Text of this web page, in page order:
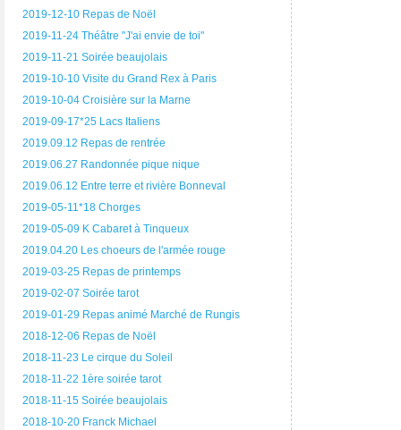
2019-12-10 Repas de Noël
2019-11-24 Théâtre "J'ai envie de toi"
2019-11-21 Soirée beaujolais
2019-10-10 Visite du Grand Rex à Paris
2019-10-04 Croisière sur la Marne
2019-09-17*25 Lacs Italiens
2019.09.12 Repas de rentrée
2019.06.27 Randonnée pique nique
2019.06.12 Entre terre et rivière Bonneval
2019-05-11*18 Chorges
2019-05-09 K Cabaret à Tinqueux
2019.04.20 Les choeurs de l'armée rouge
2019-03-25 Repas de printemps
2019-02-07 Soirée tarot
2019-01-29 Repas animé Marché de Rungis
2018-12-06 Repas de Noël
2018-11-23 Le cirque du Soleil
2018-11-22 1ère soirée tarot
2018-11-15 Soirée beaujolais
2018-10-20 Franck Michael